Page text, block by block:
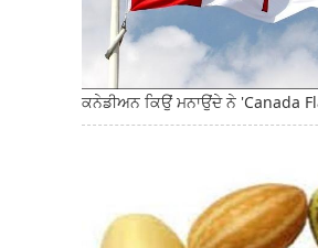
ਕਨੇਡੀਅਨ ਕਿਉਂ ਮਨਾਉਂਦੇ ਨੇ 'Canada